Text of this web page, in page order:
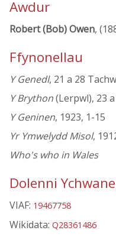
Awdur
Robert (Bob) Owen,
Ffynonellau
Y Genedl, 21 a 28
Y Brython(Lerpwl), 23
Y Geninen, 1923, 1-15
Yr Ymwelydd Misol,
Who's who in Wales
Dolenni
VIAF: 19467758
Wikidata: Q28361486